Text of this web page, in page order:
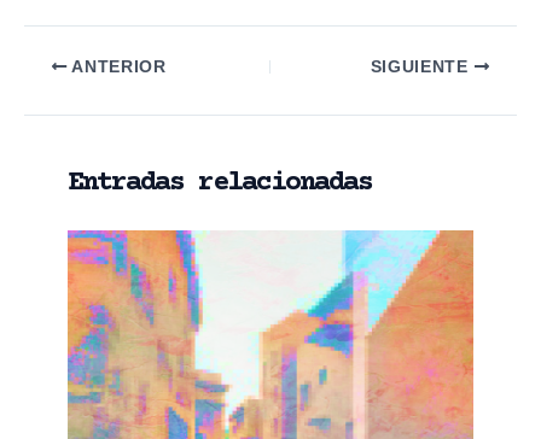
Navegación
entradas
ANTERIOR SIGUIENTE
Entradas relacionadas